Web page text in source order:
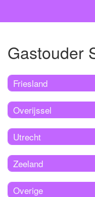
Gastouder
Friesland
Overijssel
Utrecht
Zeeland
Overige